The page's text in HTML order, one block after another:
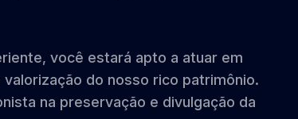
você estará apto a atuar em
do nosso rico patrimônio.
na preservação e divulgação da